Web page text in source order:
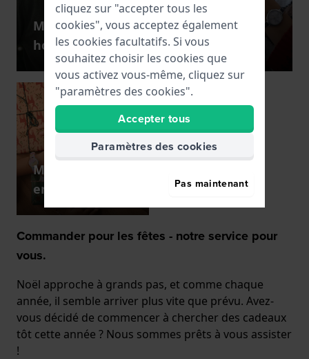
Montres pour
hommes
Montres pour
femmes
Montres pour
enfants
Commander pour les fêtes - notre service pour
vous.
Noël approche à grands pas, et comme chaque
année, il semble arriver plus vite que prévu. Avez-
vous décidé de commencer à chercher des cadeaux
tôt cette année ? Nous sommes prêts à vous assister
!
cliquez sur "accepter tous les
cookies", vous acceptez également
les cookies facultatifs. Si vous
souhaitez choisir les cookies que
vous activez vous-même, cliquez sur
"paramètres des cookies".
Accepter tous
Paramètres des cookies
Pas maintenant